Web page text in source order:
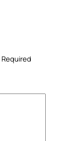
Required